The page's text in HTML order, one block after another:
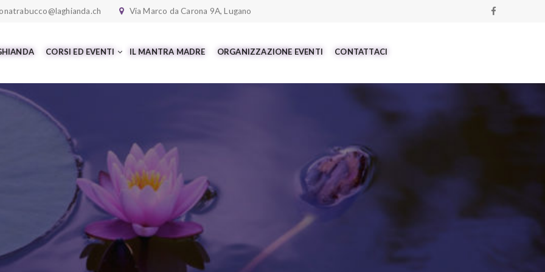
Via Marco da Carona 9A, Lugano
CORSI ED EVENTI IL MANTRA MADRE ORGANIZZAZIONE EVENTI CONTATTACI